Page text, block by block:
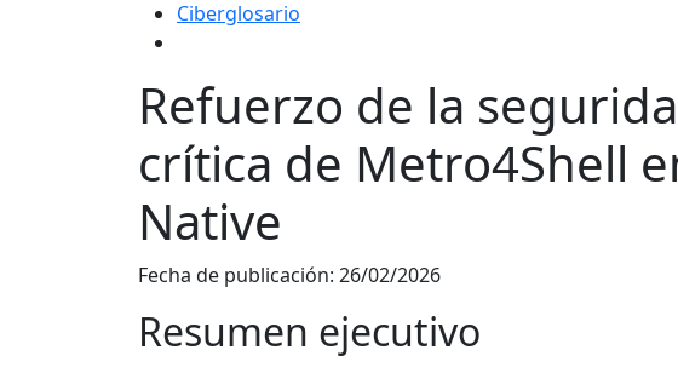
Ciberglosario
Refuerzo de la
crítica de Metro4Shell
Native
Fecha de publicación: 26/02/2026
Resumen ejecutivo